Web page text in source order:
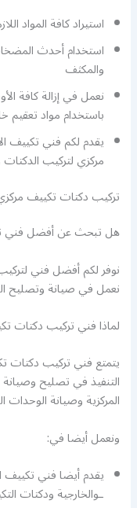
استيراد كافة المواد
استخدام أحدث
والمكثف
نعمل في إزالة كافة
باستخدام مواد تعقيم
يقدم لكم فني تكييف
مركزي لتركيب
تركيب دكتات تكييف
هل تبحث عن أفضل فني
نوفر لكم أفضل فني
نعمل في صيانة وتصليح
لماذا فني تركيب دكتات
يتمتع فني تركيب دكتات
التنفيذ في تصليح
المركزية وصيانة الوحدات
ونعمل أيضا في:
يقدم أيضا فني تكييف
ـوالخارجية ودكتات